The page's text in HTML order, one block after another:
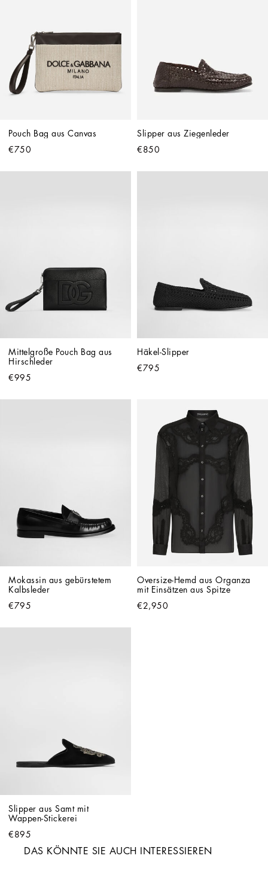
Pouch Bag aus Canvas
€750
Slipper aus Ziegenleder
€850
Mittelgroße Pouch Bag aus
Hirschleder
€995
Häkel-Slipper
€795
Mokassin aus gebürstetem
Kalbsleder
€795
Oversize-Hemd aus Organza
mit Einsätzen aus Spitze
€2,950
Slipper aus Samt mit
Wappen-Stickerei
€895
DAS KÖNNTE SIE AUCH INTERESSIEREN